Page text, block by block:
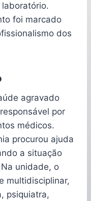
foi marcado
dos
agravado
por
médicos.
procurou ajuda
a situação
unidade, o
multidisciplinar,
psiquiatra,